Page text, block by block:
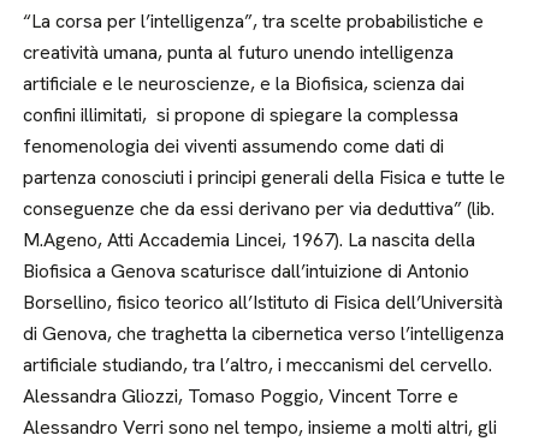
“La corsa per l’intelligenza”, tra scelte probabilistiche e
creatività umana, punta al futuro unendo intelligenza
artificiale e le neuroscienze, e la Biofisica, scienza dai
confini illimitati, si propone di spiegare la complessa
fenomenologia dei viventi assumendo come dati di
partenza conosciuti i principi generali della Fisica e tutte le
conseguenze che da essi derivano per via deduttiva” (lib.
M.Ageno, Atti Accademia Lincei, 1967). La nascita della
Biofisica a Genova scaturisce dall’intuizione di Antonio
Borsellino, fisico teorico all’Istituto di Fisica dell’Università
di Genova, che traghetta la cibernetica verso l’intelligenza
artificiale studiando, tra l’altro, i meccanismi del cervello.
Alessandra Gliozzi, Tomaso Poggio, Vincent Torre e
Alessandro Verri sono nel tempo, insieme a molti altri, gli